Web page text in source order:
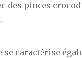
des pinces
se caractérise